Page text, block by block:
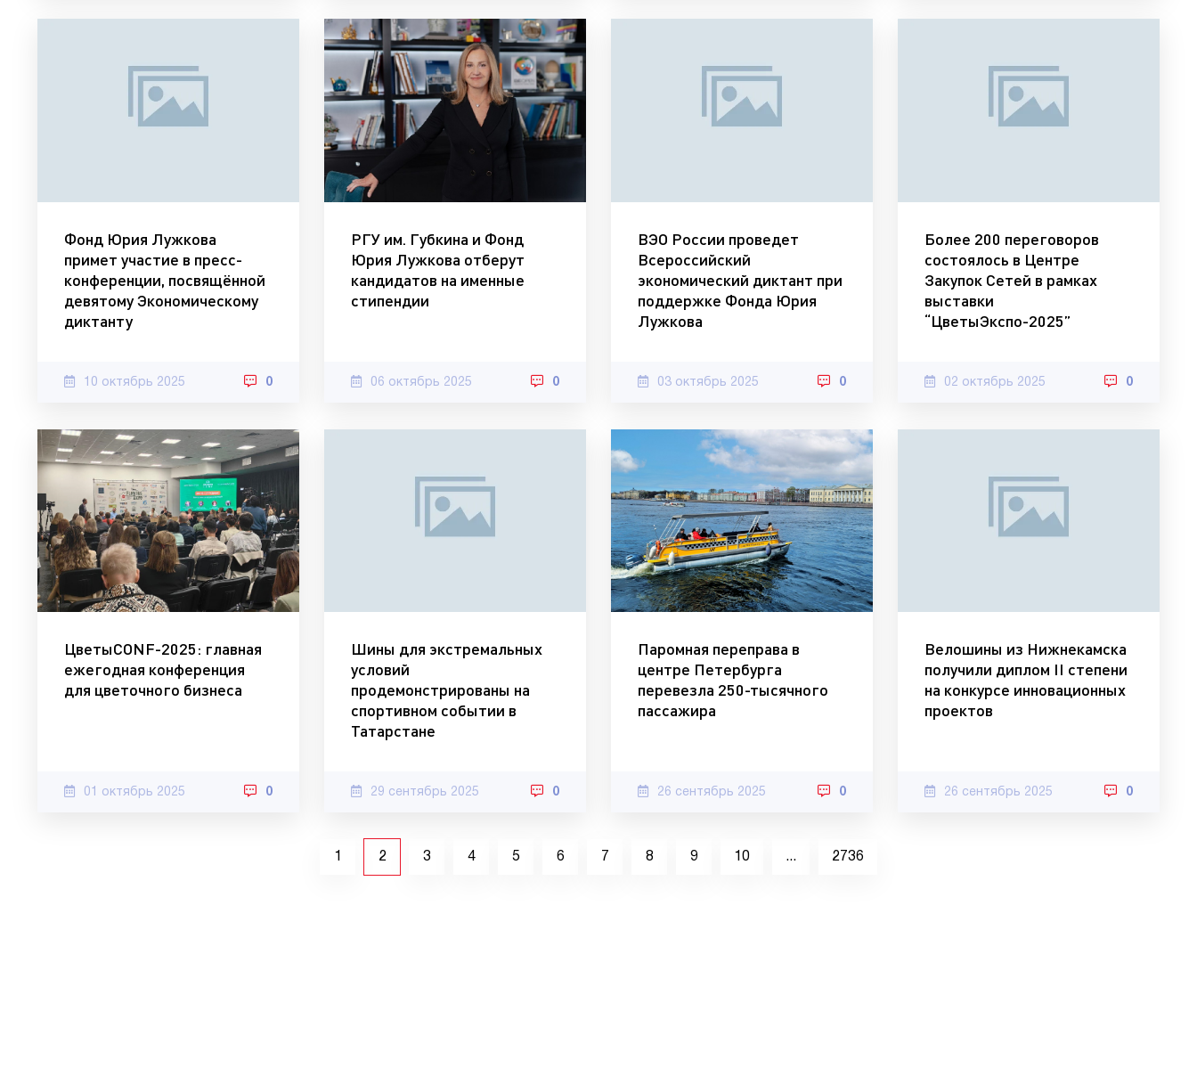
Фонд Юрия Лужкова
примет участие в пресс-
конференции, посвящённой
девятому Экономическому
диктанту
10 октябрь 2025 0
РГУ им. Губкина и Фонд
Юрия Лужкова отберут
кандидатов на именные
стипендии
06 октябрь 2025 0
ВЭО России проведет
Всероссийский
экономический диктант при
поддержке Фонда Юрия
Лужкова
03 октябрь 2025 0
Более 200 переговоров
состоялось в Центре
Закупок Сетей в рамках
выставки
“ЦветыЭкспо-2025”
02 октябрь 2025 0
ЦветыCONF-2025: главная
ежегодная конференция
для цветочного бизнеса
01 октябрь 2025 0
Шины для экстремальных
условий
продемонстрированы на
спортивном событии в
Татарстане
29 сентябрь 2025 0
Паромная переправа в
центре Петербурга
перевезла 250-тысячного
пассажира
26 сентябрь 2025 0
Велошины из Нижнекамска
получили диплом II степени
на конкурсе инновационных
проектов
26 сентябрь 2025 0
1 2 3 4 5 6 7 8 9 10 ... 2736